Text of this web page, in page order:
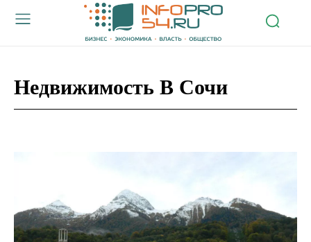
Недвижимость В Сочи